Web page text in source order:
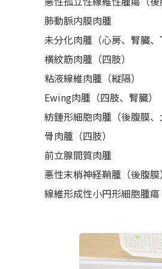
肺動脈内膜肉腫
未分化肉腫（心房、腎臓、
横紋筋肉腫（四肢）
粘液線維肉腫（縦隔）
Ewing肉腫（四肢、腎臓）
紡錘形細胞肉腫（後腹膜、
骨肉腫（四肢）
前立腺間質肉腫
悪性末梢神経鞘腫（後腹膜）
線維形成性小円形細胞腫